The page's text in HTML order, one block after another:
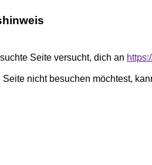
Seite versucht, dich an
Seite nicht besuchen möchtest,